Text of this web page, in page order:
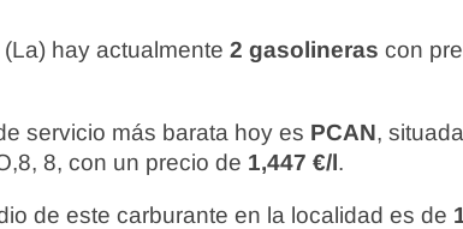
hay actualmente 2 gasolineras con
servicio más barata hoy es PCAN,
8, con un precio de 1,447 €/l.
de este carburante en la localidad es de